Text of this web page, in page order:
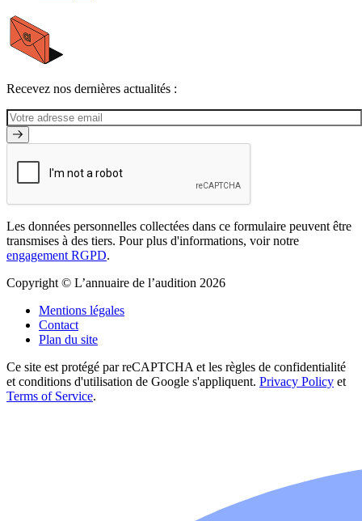
Recevez nos dernières actualités :
Les données personnelles collectées dans ce formulaire peuvent être
transmises à des tiers. Pour plus d'informations, voir notre
engagement RGPD.
Copyright © L’annuaire de l’audition 2026
Mentions légales
Contact
Plan du site
Ce site est protégé par reCAPTCHA et les règles de confidentialité
et conditions d'utilisation de Google s'appliquent. Privacy Policy et
Terms of Service.